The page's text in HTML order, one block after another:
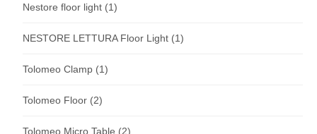
Nestore floor light (1)
NESTORE LETTURA Floor Light (1)
Tolomeo Clamp (1)
Tolomeo Floor (2)
Tolomeo Micro Table (2)